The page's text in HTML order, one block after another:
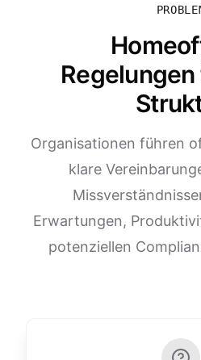
Organisationen führen
klare
Erwartungen,
potenziellen